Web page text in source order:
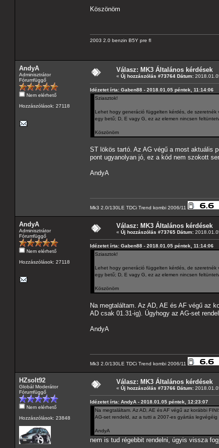
Köszönöm
2003 2.0 benzin B5Y pre fl
AndyA
Adminisztrátor
Fórumfüggő
Nem elérhető
Hozzászólások: 27118
Válasz: MK3 Általános kérdések
« Új hozzászólás #73764 Dátum:
Idézetet írta: Gaben88 - 2018.01.05 péntek, 11:14:06
Sziasztok!
Lehet hogy generáció függelten kérdés, de
egy betű; D, E vagy G, ez az elemen nincsen
Köszönöm
ST lökös tartó. Az AG végű a most aktuális
pont ugyanolyan jó, ez a kód nem szokott
AndyA
Mk3 2.0/130LE TDCi Trend kombi 2006/11
AndyA
Adminisztrátor
Fórumfüggő
Nem elérhető
Hozzászólások: 27118
Válasz: MK3 Általános kérdések
« Új hozzászólás #73765 Dátum:
Idézetet írta: Gaben88 - 2018.01.05 péntek, 11:14:06
Sziasztok!
Lehet hogy generáció függelten kérdés, de
egy betű; D, E vagy G, ez az elemen nincsen
Köszönöm
Na megtaláltam. Az AD, AE és AF végű az
AD csak 01.31-ig). Úgyhogy az AG-set
AndyA
Mk3 2.0/130LE TDCi Trend kombi 2006/11
HZsolt92
Globál Moderátor
Fórumfüggő
Nem elérhető
Hozzászólások: 23848
Válasz: MK3 Általános kérdések
« Új hozzászólás #73766 Dátum:
Idézetet írta: AndyA - 2018.01.05 péntek, 12:23:07
Na megtaláltam. Az AD, AE és AF végű az korábbi
AG-set rendeld, az a tutti a 2007-es gyártás
AndyA
nem is tud régebbit rendelni, úgyis vissza